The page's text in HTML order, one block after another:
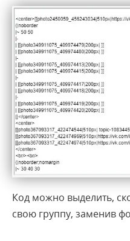
Код можно выделить,
свою группу, заменив